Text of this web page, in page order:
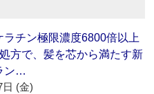
ラチン極限濃度6800倍以上
方で、髪を芯から満たす新
ン…
日 (金)